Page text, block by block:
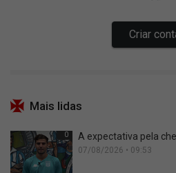
Mais lidas
0 A expectativa pela
07/08/2026 • 09:53